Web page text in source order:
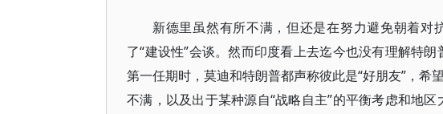
新德里虽然有所不满，但还是在努力避免朝着
了“建设性”会谈。然而印度看上去迄今也没有理解特
第一任期时，莫迪和特朗普都声称彼此是“好朋友”，希
不满，以及出于某种源自“战略自主”的平衡考虑和地